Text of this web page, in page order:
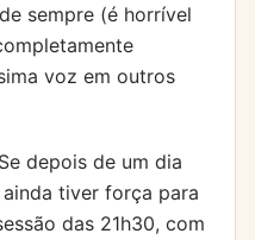
sempre (é horrível
voz em outros
depois de um dia
tiver força para
das 21h30, com